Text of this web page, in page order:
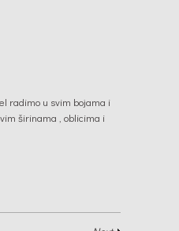
radimo u svim bojama i
širinama , oblicima i